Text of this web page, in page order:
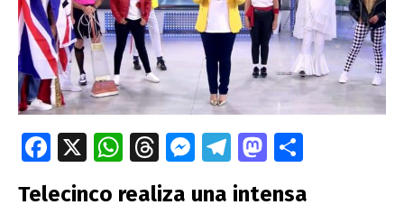
Fa
ce
X
W T
hr
M T
el
M
Telecinco realiza una intensa